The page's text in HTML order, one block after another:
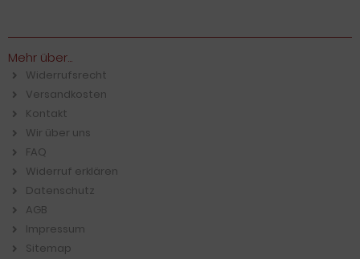
Mehr über...
Widerrufsrecht
Versandkosten
Kontakt
Wir über uns
FAQ
Widerruf erklären
Datenschutz
AGB
Impressum
Sitemap